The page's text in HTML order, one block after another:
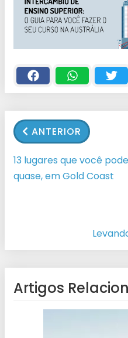
ANTERIOR
13 lugares que você
quase, em Gold Coast
Artigos